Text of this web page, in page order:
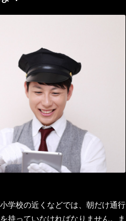
学校の近くなどでは、朝だけ通行
持っていなければなりません。ま